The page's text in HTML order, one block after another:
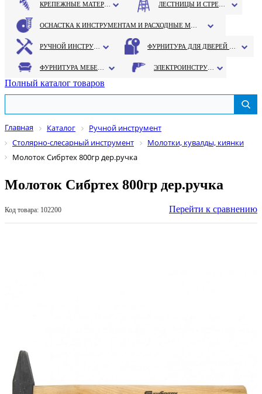
Полный каталог товаров
Главная Каталог
Ручной инструмент
Столярно-слесарный инструмент
Молотки, кувалды, киянки
Молоток Сибртех 800гр дер.ручка
Молоток Сибртех 800гр дер.ручка
Код товара: 102200 Перейти к сравнению